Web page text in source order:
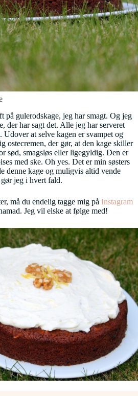
på gulerodskage, jeg har smagt. Og jeg
der har sagt det. Alle jeg har serveret
at selve kagen er svampet og
ostecremen, der gør, at den kage skiller
sød, smagsløs eller ligegyldig. Den er
med ske. Oh yes. Det er min søsters
denne kage og muligvis altid vende
jeg i hvert fald.
må du endelig tagge mig på Instagram
Jeg vil elske at følge med!